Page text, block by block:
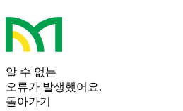
알 수 없는
오류가 발생했어요.
돌아가기